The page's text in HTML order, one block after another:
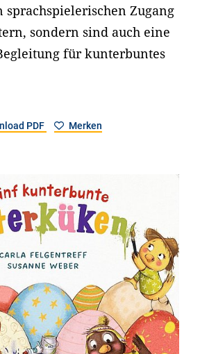
Zugang
sondern sind auch eine
für kunterbuntes
PDF Merken